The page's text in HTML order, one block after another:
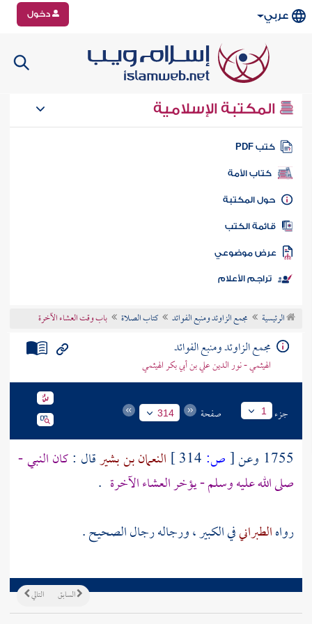
عربي دخول
المكتبة الإسلامية
كتب PDF
كتاب الأمة
المكتبة
الكتب
موضوعي
تراجم الأعلام
الرئيسية مجمع الزاوئد ومنبع الفوائد كتاب الصلاة باب وقت العشاء الآخرة
مجمع الزاوئد ومنبع الفوائد
الهيثمي - نور الدين علي بن أبي بكر الهيثمي
جزء 1 صفحة 314
1755 وعن [ص: النعمان بن بشيرقال :كان النبي -
صلى الله عليه وسلم - يؤخر العشاء الآخرة .
رواهالطبرانيفي الكبير ، ورجاله رجال الصحيح .
التالي السابق